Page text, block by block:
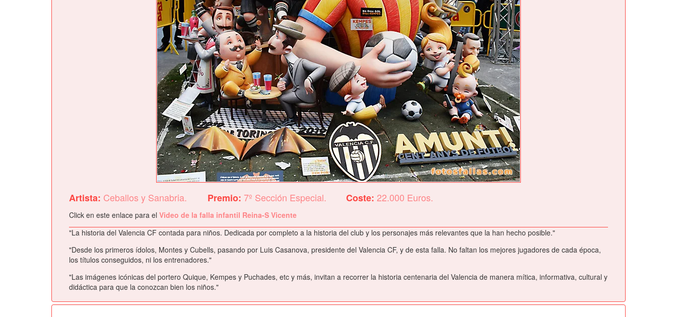
Artista: Ceballos y Sanabria. Premio: 7º Sección Especial. Coste: 22.000 Euros.
Click en este enlace para el Video de la falla infantil Reina-S Vicente
"La historia del Valencia CF contada para niños. Dedicada por completo a la historia del club y los personajes más relevantes que la han hecho posible."
"Desde los primeros ídolos, Montes y Cubells, pasando por Luis Casanova, presidente del Valencia CF, y de esta falla. No faltan los mejores jugadores de cada época,
los títulos conseguidos, ni los entrenadores."
"Las imágenes icónicas del portero Quique, Kempes y Puchades, etc y más, invitan a recorrer la historia centenaria del Valencia de manera mítica, informativa, cultural y
didáctica para que la conozcan bien los niños."